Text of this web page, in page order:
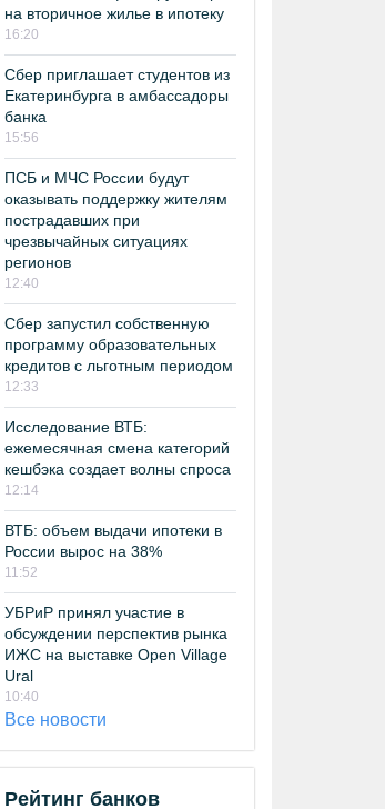
на вторичное жилье в ипотеку
16:20
Сбер приглашает студентов из
Екатеринбурга в амбассадоры
банка
15:56
ПСБ и МЧС России будут
оказывать поддержку жителям
пострадавших при
чрезвычайных ситуациях
регионов
12:40
Сбер запустил собственную
программу образовательных
кредитов с льготным периодом
12:33
Исследование ВТБ:
ежемесячная смена категорий
кешбэка создает волны спроса
12:14
ВТБ: объем выдачи ипотеки в
России вырос на 38%
11:52
УБРиР принял участие в
обсуждении перспектив рынка
ИЖС на выставке Open Village
Ural
10:40
Все новости
Рейтинг банков